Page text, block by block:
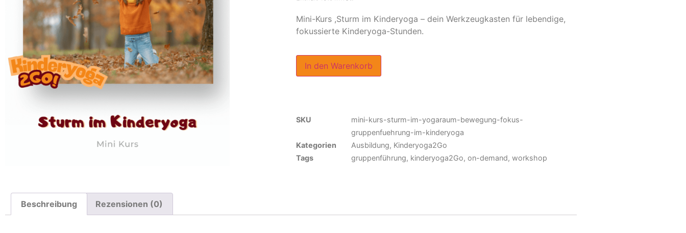
Mini-Kurs ,Sturm im Kinderyoga – dein Werkzeugkasten für lebendige,
fokussierte Kinderyoga-Stunden.
In den Warenkorb
SKU
mini-kurs-sturm-im-yogaraum-bewegung-fokus-
gruppenfuehrung-im-kinderyoga
Kategorien
Ausbildung, Kinderyoga2Go
Tags
gruppenführung, kinderyoga2Go, on-demand, workshop
Beschreibung Rezensionen (0)